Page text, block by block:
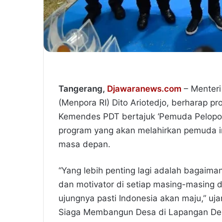
Tangerang, Djawaranews.com –
(Menpora RI) Dito Ariotedjo, berharap
Kemendes PDT bertajuk ‘Pemuda
program yang akan melahirkan
masa depan.
“Yang lebih penting lagi adalah
dan motivator di setiap masing-masing
ujungnya pasti Indonesia akan maju,”
Siaga Membangun Desa di Lapangan